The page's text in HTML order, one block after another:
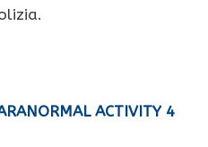
ACTIVITY 4